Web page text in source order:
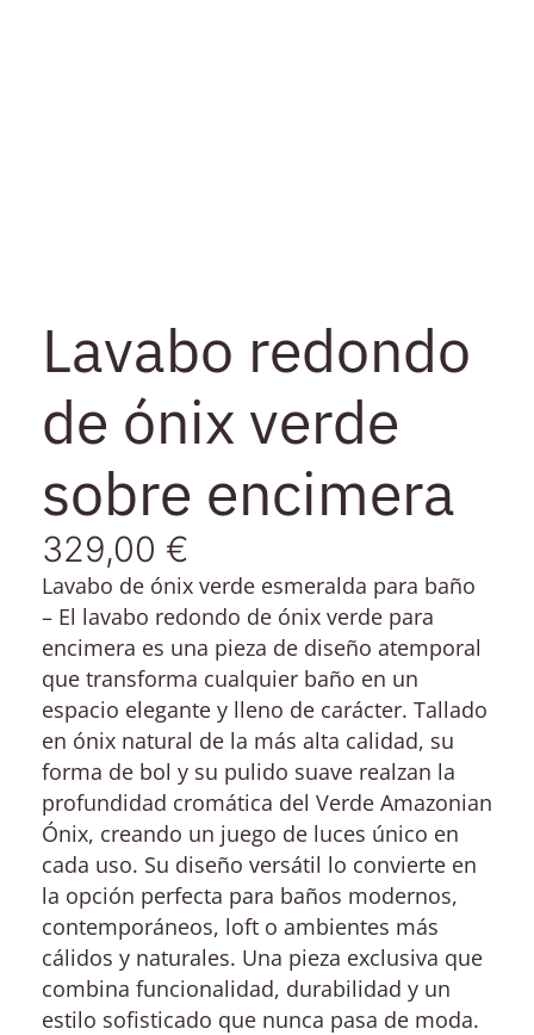
Lavabo redondo
de ónix verde
sobre encimera
329,00 €
Lavabo de ónix verde esmeralda para baño
– El lavabo redondo de ónix verde para
encimera es una pieza de diseño atemporal
que transforma cualquier baño en un
espacio elegante y lleno de carácter. Tallado
en ónix natural de la más alta calidad, su
forma de bol y su pulido suave realzan la
profundidad cromática del Verde Amazonian
Ónix, creando un juego de luces único en
cada uso. Su diseño versátil lo convierte en
la opción perfecta para baños modernos,
contemporáneos, loft o ambientes más
cálidos y naturales. Una pieza exclusiva que
combina funcionalidad, durabilidad y un
estilo sofisticado que nunca pasa de moda.